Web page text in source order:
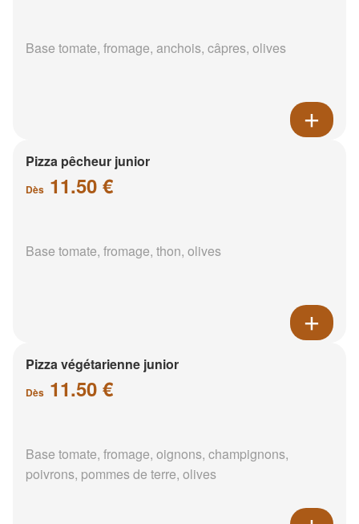
Base tomate, fromage, anchois, câpres, olives
Pizza pêcheur junior
Dès 11.50 €
Base tomate, fromage, thon, olives
Pizza végétarienne junior
Dès 11.50 €
Base tomate, fromage, oignons, champignons,
poivrons, pommes de terre, olives